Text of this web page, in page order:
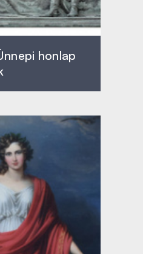
honlap